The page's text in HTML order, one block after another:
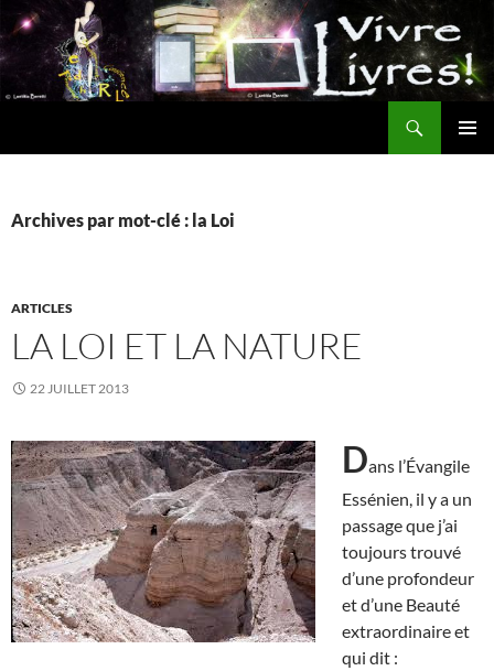
Aller
au
contenu
Archives par mot-clé : la Loi
ARTICLES
LA LOI ET LA NATURE
22 JUILLET 2013
Dans l’Évangile
Essénien, il y a un
passage que j’ai
toujours trouvé
d’une profondeur
et d’une Beauté
extraordinaire et
qui dit :